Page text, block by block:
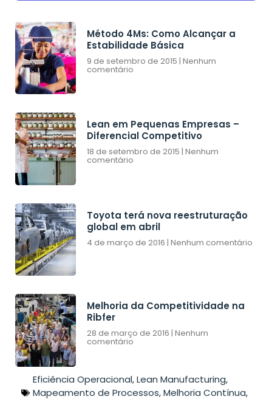
Método 4Ms: Como Alcançar a
Estabilidade Básica
9 de setembro de 2015 Nenhum
comentário
Lean em Pequenas Empresas –
Diferencial Competitivo
18 de setembro de 2015 Nenhum
comentário
Toyota terá nova reestruturação
global em abril
4 de março de 2016 Nenhum comentário
Melhoria da Competitividade na
Ribfer
28 de março de 2016 Nenhum
comentário
Eficiência Operacional,Lean Manufacturing,
Mapeamento de Processos,Melhoria Contínua,